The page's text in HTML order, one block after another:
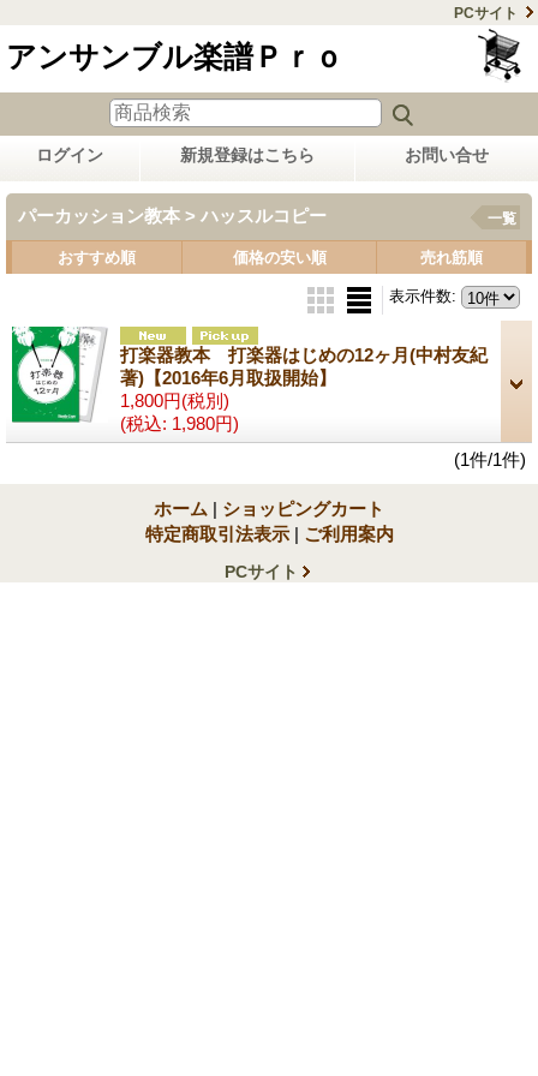
PCサイト
アンサンブル楽譜Ｐｒｏ
ログイン 新規登録はこちら お問い合せ
パーカッション教本 > ハッスルコピー 一覧
おすすめ順 価格の安い順 売れ筋順
表示件数:
打楽器教本 打楽器はじめの12ヶ月(中村友紀
著)【2016年6月取扱開始】
1,800円(税別)
(税込: 1,980円)
(1件/1件)
ホーム | ショッピングカート
特定商取引法表示 | ご利用案内
PCサイト